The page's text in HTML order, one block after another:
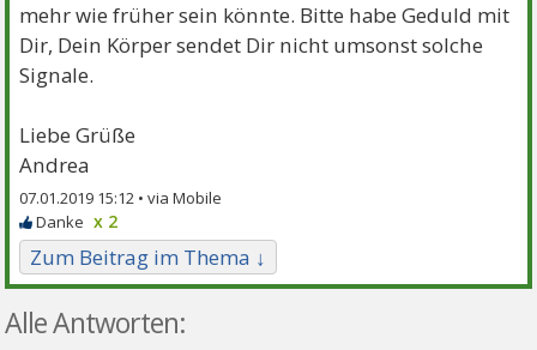
mehr wie früher sein könnte. Bitte habe Geduld mit
Dir, Dein Körper sendet Dir nicht umsonst solche
Signale.
Liebe Grüße
Andrea
07.01.2019 15:12 •
x 2
Zum Beitrag im Thema ↓
Alle Antworten: